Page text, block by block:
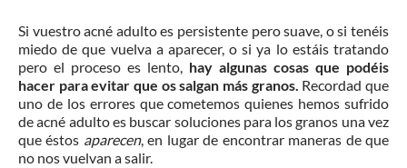
Si vuestro acné adulto es persistente pero suave, o si tenéis
miedo de que vuelva a aparecer, o si ya lo estáis tratando
pero el proceso es lento, hay algunas cosas que podéis
hacer para evitar que os salgan más granos. Recordad que
uno de los errores que cometemos quienes hemos sufrido
de acné adulto es buscar soluciones para los granos una vez
que éstos aparecen, en lugar de encontrar maneras de que
no nos vuelvan a salir.